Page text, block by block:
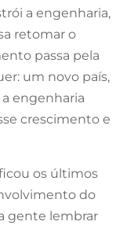
a engenharia,
retomar o
passa pela
um novo país,
engenharia
crescimento e
os últimos
do
gente lembrar